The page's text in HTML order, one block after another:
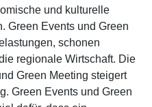
und kulturelle
Green Events und Green
schonen
regionale Wirtschaft. Die
Green Meeting steigert
Green Events und Green